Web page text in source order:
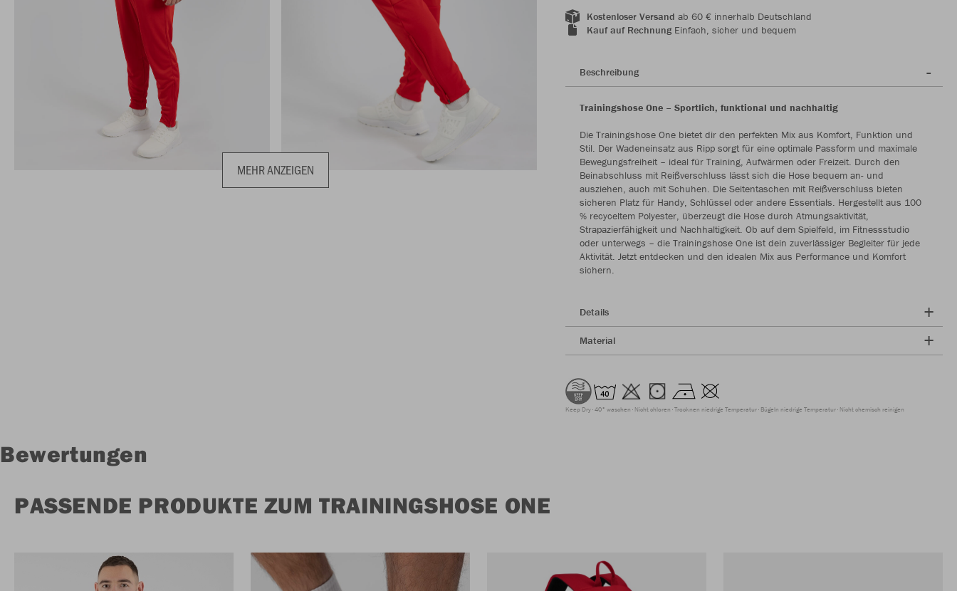
MEHR ANZEIGEN
Kostenloser Versand ab 60 € innerhalb Deutschland
Kauf auf RechnungEinfach, sicher und bequem
Beschreibung
Trainingshose One – Sportlich, funktional und nachhaltig
Die Trainingshose One bietet dir den perfekten Mix aus Komfort, Funktion und
Stil. Der Wadeneinsatz aus Ripp sorgt für eine optimale Passform und maximale
Bewegungsfreiheit – ideal für Training, Aufwärmen oder Freizeit. Durch den
Beinabschluss mit Reißverschluss lässt sich die Hose bequem an- und
ausziehen, auch mit Schuhen. Die Seitentaschen mit Reißverschluss bieten
sicheren Platz für Handy, Schlüssel oder andere Essentials. Hergestellt aus 100
% recyceltem Polyester, überzeugt die Hose durch Atmungsaktivität,
Strapazierfähigkeit und Nachhaltigkeit. Ob auf dem Spielfeld, im Fitnessstudio
oder unterwegs – die Trainingshose One ist dein zuverlässiger Begleiter für jede
Aktivität. Jetzt entdecken und den idealen Mix aus Performance und Komfort
sichern.
Details
Material
Keep Dry 40° waschen Nicht chloren Trocknen niedrige Temperatur Bügeln niedrige Temperatur Nicht chemisch reinigen
Bewertungen
PASSENDE PRODUKTE ZUM TRAININGSHOSE ONE